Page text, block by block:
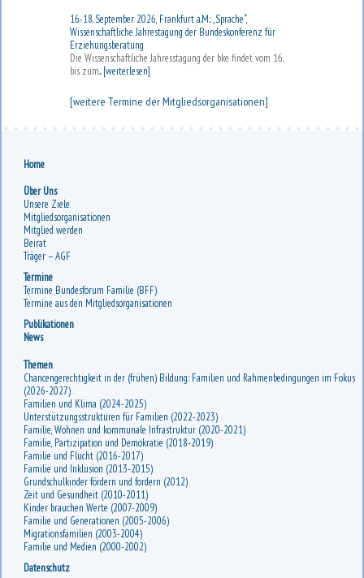
16.-18. September 2026, Frankfurt a.M.: „Sprache“,
Wissenschaftliche Jahrestagung der Bundeskonferenz für
Erziehungsberatung
Die Wissenschaftliche Jahresstagung der bke findet vom 16.
bis zum...[weiterlesen]
[weitere Termine der Mitgliedsorganisationen]
Home
Über Uns
Unsere Ziele
Mitgliedsorganisationen
Mitglied werden
Beirat
Träger – AGF
Termine
Termine Bundesforum Familie (BFF)
Termine aus den Mitgliedsorganisationen
Publikationen
News
Themen
Chancengerechtigkeit in der (frühen) Bildung: Familien und Rahmenbedingungen im Fokus
(2026-2027)
Familien und Klima (2024-2025)
Unterstützungsstrukturen für Familien (2022-2023)
Familie, Wohnen und kommunale Infrastruktur (2020-2021)
Familie, Partizipation und Demokratie (2018-2019)
Familie und Flucht (2016-2017)
Familie und Inklusion (2013-2015)
Grundschulkinder fördern und fordern (2012)
Zeit und Gesundheit (2010-2011)
Kinder brauchen Werte (2007-2009)
Familie und Generationen (2005-2006)
Migrationsfamilien (2003-2004)
Familie und Medien (2000-2002)
Datenschutz